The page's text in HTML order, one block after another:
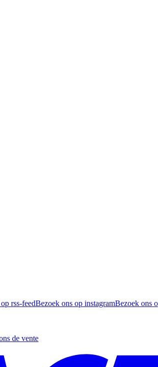
rss-feedBezoek ons op instagramBezoek ons
de vente